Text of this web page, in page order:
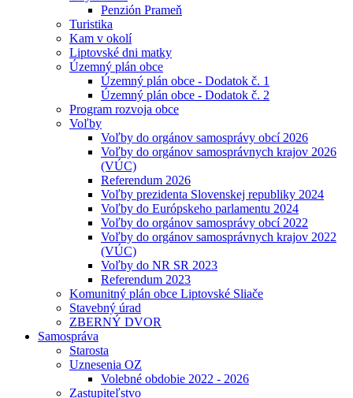
Penzión Prameň
Turistika
Kam v okolí
Liptovské dni matky
Územný plán obce
Územný plán obce - Dodatok č. 1
Územný plán obce - Dodatok č. 2
Program rozvoja obce
Voľby
Voľby do orgánov samosprávy obcí 2026
Voľby do orgánov samosprávnych krajov 2026
(VÚC)
Referendum 2026
Voľby prezidenta Slovenskej republiky 2024
Voľby do Európskeho parlamentu 2024
Voľby do orgánov samosprávy obcí 2022
Voľby do orgánov samosprávnych krajov 2022
(VÚC)
Voľby do NR SR 2023
Referendum 2023
Komunitný plán obce Liptovské Sliače
Stavebný úrad
ZBERNÝ DVOR
Samospráva
Starosta
Uznesenia OZ
Volebné obdobie 2022 - 2026
Zastupiteľstvo